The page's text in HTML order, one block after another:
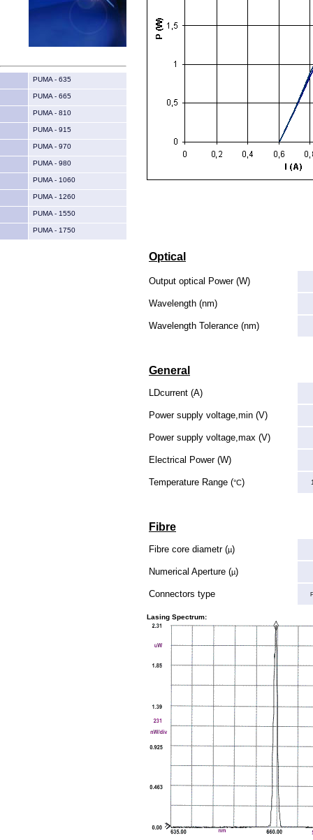
PUMA - 635
PUMA - 665
PUMA - 810
PUMA - 915
PUMA - 970
PUMA - 980
PUMA - 1060
PUMA - 1260
PUMA - 1550
PUMA - 1750
Optical
Output optical Power (W)
Wavelength (nm)
Wavelength Tolerance (nm)
General
LDcurrent (A)
Power supply voltage,min (V)
Power supply voltage,max (V)
Electrical Power (W)
Temperature Range (°C)
Fibre
Fibre core diametr (µ)
Numerical Aperture (µ)
Connectors type
Lasing Spectrum: